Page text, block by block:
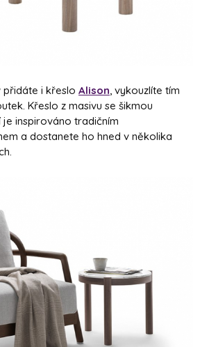
přidáte i křeslo Alison, vykouzlíte tím
Křeslo z masivu se šikmou
inspirováno tradičním
a dostanete ho hned v několika